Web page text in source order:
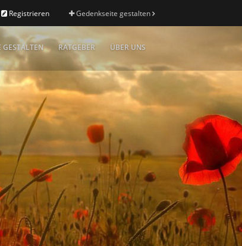
Registrieren Gedenkseite gestalten
GESTALTEN RATGEBER ÜBER UNS